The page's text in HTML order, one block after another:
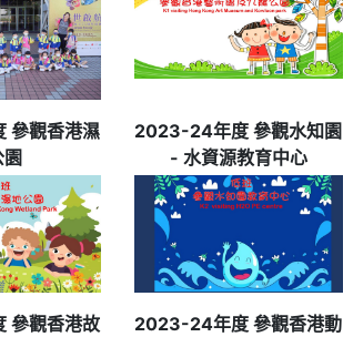
觀香港濕
2023-24年度 參觀水知園
- 水資源教育中心
觀香港故
2023-24年度 參觀香港動